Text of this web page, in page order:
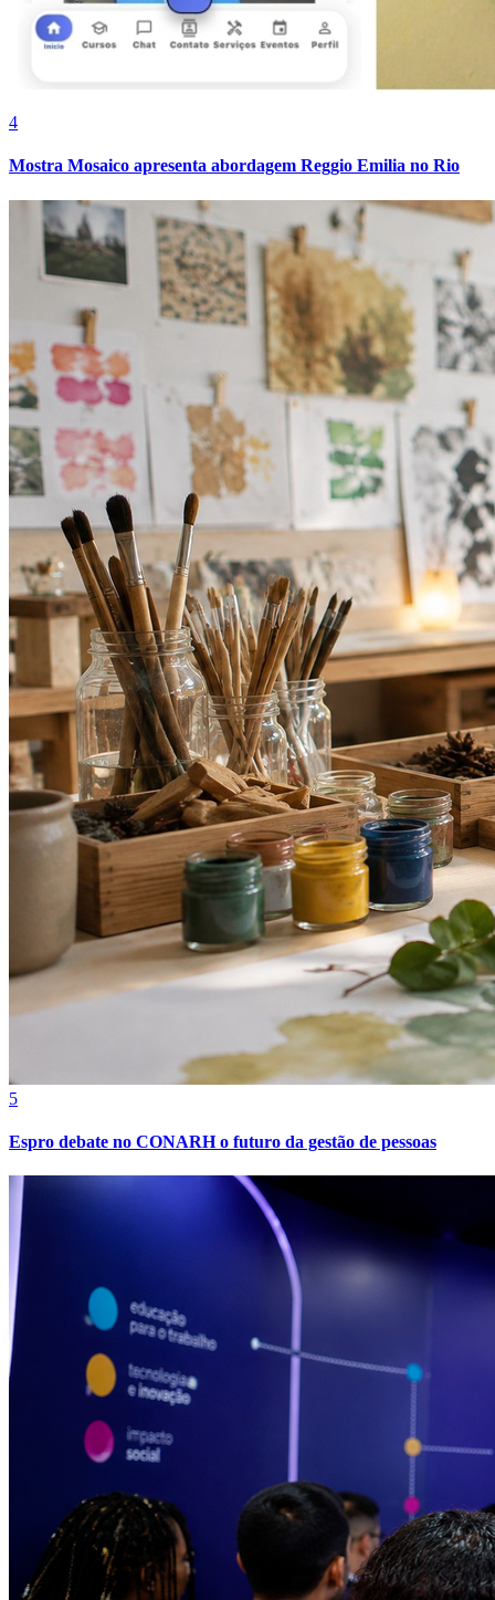
Grêmio
Internacional
4
Mostra Mosaico apresenta abordagem Reggio Emilia no Rio
5
Espro debate no CONARH o futuro da gestão de pessoas